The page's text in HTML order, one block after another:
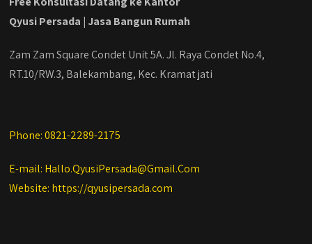
#kontraktorbangunanjabodetabek
#jasabangunrumahjabodetabek
Qyusi Persada | Jasa Bangun Rumah
Zam Zam Square Condet Unit 5A. Jl. Raya Condet No.4,
RT.10/RW.3, Balekambang, Kec. Kramat jati
Phone: 0821-2289-2175
E-mail: Hallo.QyusiPersada@Gmail.Com
Website: https://qyusipersada.com